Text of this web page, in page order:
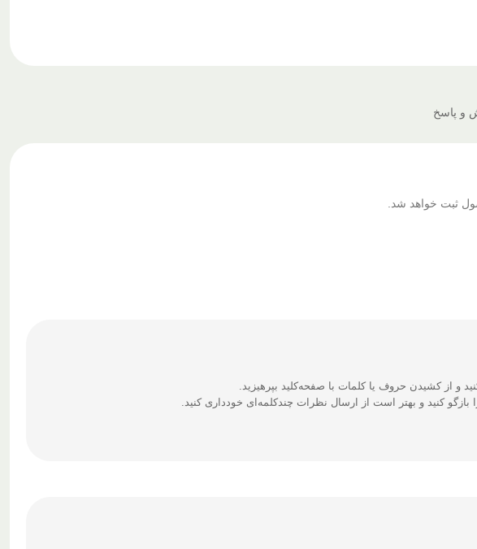
و پاسخ
ثبت خواهد شد.
کنید و بهتر است از ارسال نظرات چندکلمه‌‌ای خودداری کنید.